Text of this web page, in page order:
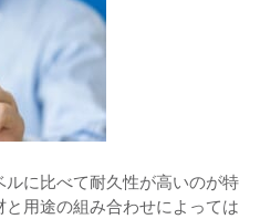
に比べて耐久性が高いのが特
用途の組み合わせによっては